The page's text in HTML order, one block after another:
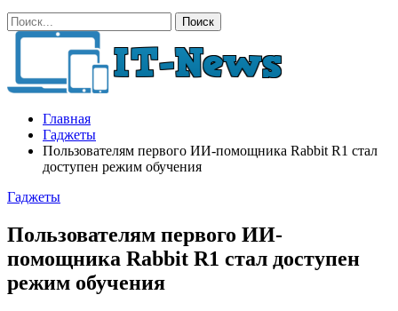
Главная
Гаджеты
Пользователям первого ИИ-помощника Rabbit R1 стал
доступен режим обучения
Гаджеты
Пользователям первого ИИ-
помощника Rabbit R1 стал доступен
режим обучения